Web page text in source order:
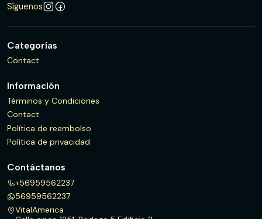
Síguenos
Categorías
Contact
Información
Términos y Condiciones
Contact
Política de reembolso
Política de privacidad
Contáctanos
+56959562237
56959562237
VitalAmerica